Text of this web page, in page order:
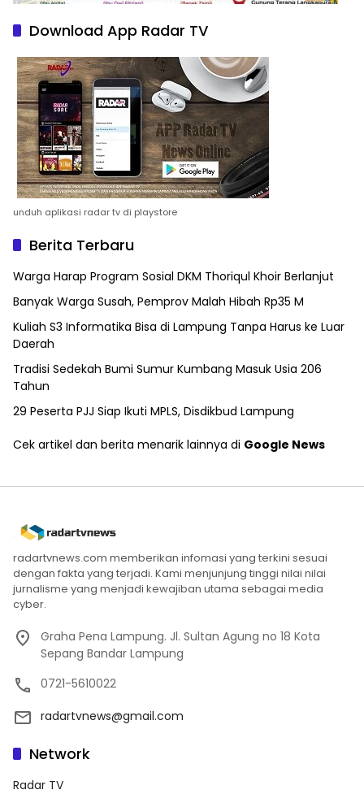
Download App Radar TV
unduh aplikasi radar tv di playstore
Berita Terbaru
Warga Harap Program Sosial DKM Thoriqul Khoir Berlanjut
Banyak Warga Susah, Pemprov Malah Hibah Rp35 M
Kuliah S3 Informatika Bisa di Lampung Tanpa Harus ke Luar
Daerah
Tradisi Sedekah Bumi Sumur Kumbang Masuk Usia 206
Tahun
29 Peserta PJJ Siap Ikuti MPLS, Disdikbud Lampung
Cek artikel dan berita menarik lainnya di Google News
radartvnews.com memberikan infomasi yang terkini sesuai
dengan fakta yang terjadi. Kami menjunjung tinggi nilai nilai
jurnalisme yang menjadi kewajiban utama sebagai media
cyber.
Graha Pena Lampung. Jl. Sultan Agung no 18 Kota
Sepang Bandar Lampung
0721-5610022
radartvnews@gmail.com
Network
Radar TV